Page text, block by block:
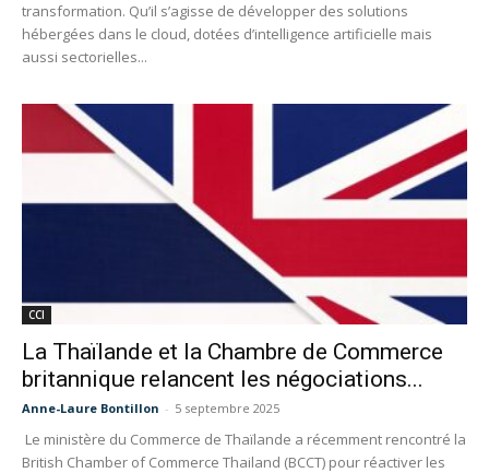
transformation. Qu’il s’agisse de développer des solutions
hébergées dans le cloud, dotées d’intelligence artificielle mais
aussi sectorielles...
CCI
La Thaïlande et la Chambre de Commerce
britannique relancent les négociations...
Anne-Laure Bontillon - 5 septembre 2025
Le ministère du Commerce de Thaïlande a récemment rencontré la
British Chamber of Commerce Thailand (BCCT) pour réactiver les